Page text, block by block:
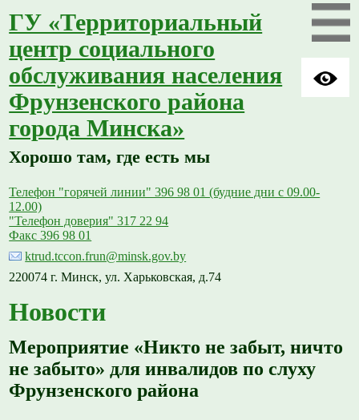
ГУ «Территориальный
центр социального
обслуживания населения
Фрунзенского района
города Минска»
Хорошо там, где есть мы
Телефон "горячей линии" 396 98 01 (будние дни с 09.00-
12.00)
"Телефон доверия" 317 22 94
Факс 396 98 01
ktrud.tccon.frun@minsk.gov.by
220074 г. Минск, ул. Харьковская, д.74
Новости
Мероприятие «Никто не забыт, ничто
не забыто» для инвалидов по слуху
Фрунзенского района